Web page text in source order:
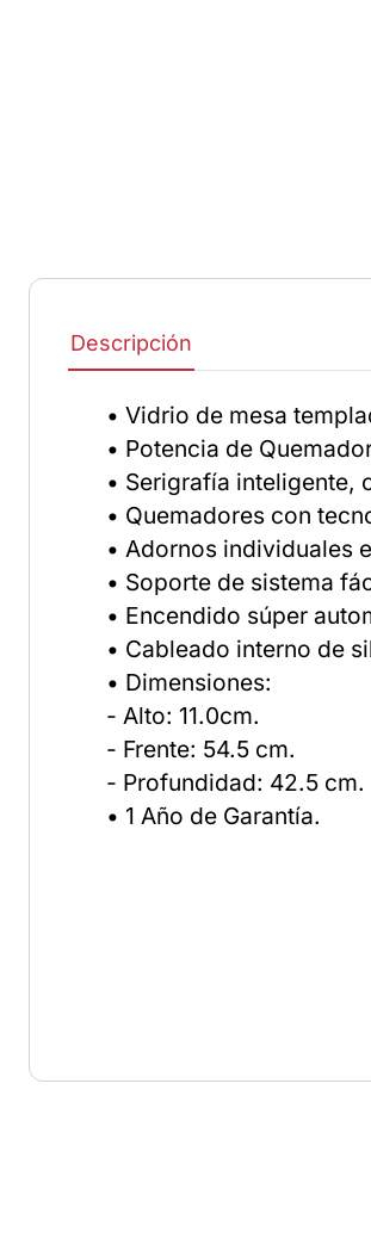
Descripción
• Vidrio de mesa
• Potencia de
• Serigrafía inteligente,
• Quemadores con
• Adornos individuales
• Soporte de sistema
• Encendido súper
• Cableado interno de
• Dimensiones:
- Alto: 11.0cm.
- Frente: 54.5 cm.
- Profundidad: 42.5 cm.
• 1 Año de Garantía.